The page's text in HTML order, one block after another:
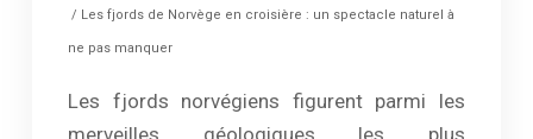
/ Les fjords de Norvège en croisière : un spectacle naturel à
ne pas manquer
Les fjords norvégiens figurent parmi les
merveilles géologiques les plus